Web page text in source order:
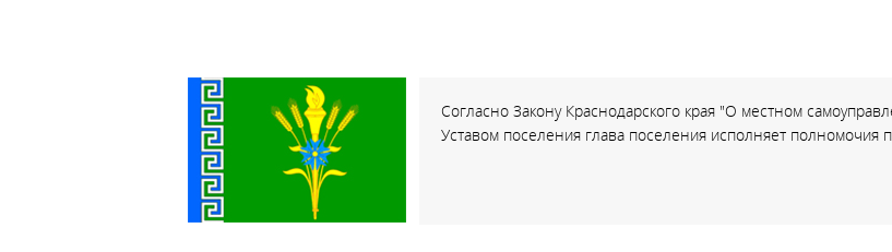
Согласно Закону Краснодарского края "О местном
Уставом поселения глава поселения исполняет полномочия